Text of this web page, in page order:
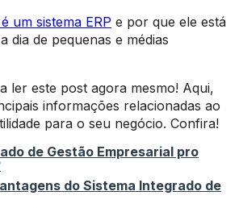
um sistema ERP e por que ele está
dia de pequenas e médias
ler este post agora mesmo! Aqui,
informações relacionadas ao
para o seu negócio. Confira!
de Gestão Empresarial pro
do Sistema Integrado de